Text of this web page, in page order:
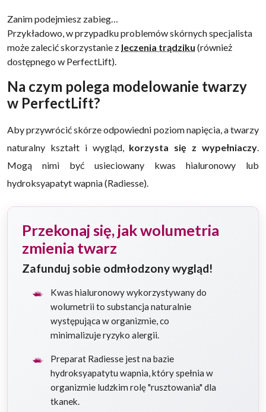
Zanim podejmiesz zabieg…
Przykładowo, w przypadku problemów skórnych specjalista
może zalecić skorzystanie z leczenia trądziku (również
dostępnego w PerfectLift).
Na czym polega modelowanie twarzy
w PerfectLift?
Aby przywrócić skórze odpowiedni poziom napięcia, a twarzy
naturalny kształt i wygląd, korzysta się z wypełniaczy.
Mogą nimi być usieciowany kwas hialuronowy lub
hydroksyapatyt wapnia (Radiesse).
Przekonaj się, jak wolumetria
zmienia twarz
Zafunduj sobie odmłodzony wygląd!
Kwas hialuronowy wykorzystywany do
wolumetrii to substancja naturalnie
występująca w organizmie, co
minimalizuje ryzyko alergii.
Preparat Radiesse jest na bazie
hydroksyapatytu wapnia, który spełnia w
organizmie ludzkim rolę "rusztowania" dla
tkanek.